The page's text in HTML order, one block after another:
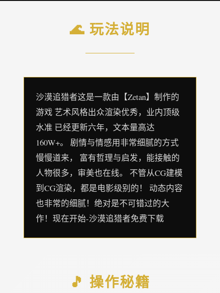
🌊 玩法说明
沙漠追猎者这是一款由【Zetan】制作的
游戏 艺术风格出众渲染优秀，业内顶级
水准 已经更新六年，文本量高达
160W+。 剧情与情感用非常细腻的方式
慢慢道来， 富有哲理与启发，能接触的
人物很多，审美也在线。 不管从CG建模
到CG渲染，都是电影级别的！ 动态内容
也非常的细腻！绝对是不可错过的大
作！现在开始-沙漠追猎者免费下载
🎵 操作秘籍